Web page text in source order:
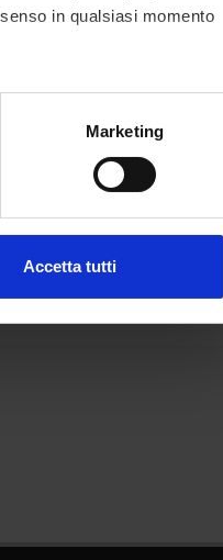
in qualsiasi momento
metro,Marketing
Accetta tutti